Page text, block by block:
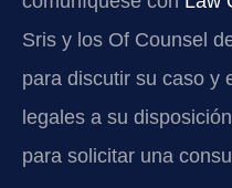
Sris y los Of Counsel
para discutir su caso y
legales a su
para solicitar una